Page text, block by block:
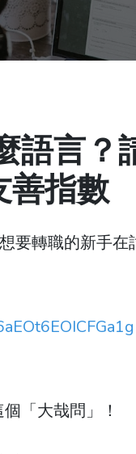
言？
善指數
要轉職的新手在
「大哉問」！